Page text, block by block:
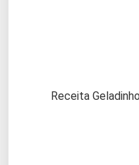
Receita